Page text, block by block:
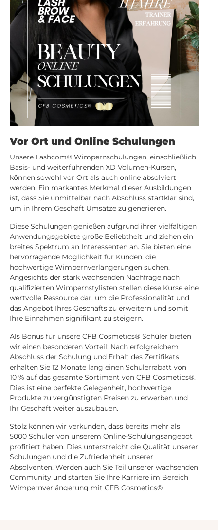
Vor Ort und Online Schulungen
Unsere Lashcom® Wimpernschulungen, einschließlich
Basis- und weiterführenden XD Volumen-Kursen,
können sowohl vor Ort als auch online absolviert
werden. Ein markantes Merkmal dieser Ausbildungen
ist, dass Sie unmittelbar nach Abschluss startklar sind,
um in Ihrem Geschäft Umsätze zu generieren.
Diese Schulungen genießen aufgrund ihrer vielfältigen
Anwendungsgebiete große Beliebtheit und ziehen ein
breites Spektrum an Interessenten an. Sie bieten eine
hervorragende Möglichkeit für Kunden, die
hochwertige Wimpernverlängerungen suchen.
Angesichts der stark wachsenden Nachfrage nach
qualifizierten Wimpernstylisten stellen diese Kurse eine
wertvolle Ressource dar, um die Professionalität und
das Angebot Ihres Geschäfts zu erweitern und somit
Ihre Einnahmen signifikant zu steigern.
Als Bonus für unsere CFB Cosmetics® Schüler bieten
wir einen besonderen Vorteil: Nach erfolgreichem
Abschluss der Schulung und Erhalt des Zertifikats
erhalten Sie 12 Monate lang einen Schülerrabatt von
10 % auf das gesamte Sortiment von CFB Cosmetics®.
Dies ist eine perfekte Gelegenheit, hochwertige
Produkte zu vergünstigten Preisen zu erwerben und
Ihr Geschäft weiter auszubauen.
Stolz können wir verkünden, dass bereits mehr als
5000 Schüler von unserem Online-Schulungsangebot
profitiert haben. Dies unterstreicht die Qualität unserer
Schulungen und die Zufriedenheit unserer
Absolventen. Werden auch Sie Teil unserer wachsenden
Community und starten Sie Ihre Karriere im Bereich
Wimpernverlängerung mit CFB Cosmetics®.